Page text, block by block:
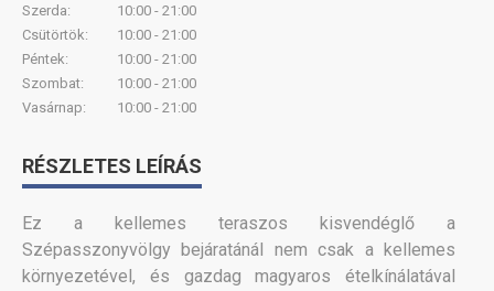
Szerda:
10:00 - 21:00
Csütörtök:
10:00 - 21:00
Péntek:
10:00 - 21:00
Szombat:
10:00 - 21:00
Vasárnap:
10:00 - 21:00
RÉSZLETES LEÍRÁS
Ez a kellemes teraszos kisvendéglő a
Szépasszonyvölgy bejáratánál nem csak a kellemes
környezetével, és gazdag magyaros ételkínálatával